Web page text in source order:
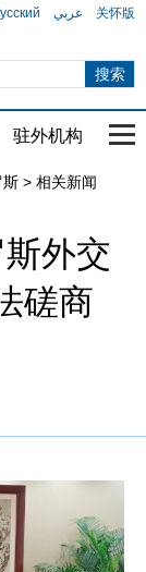
عربي 关怀版
驻外机构 国
斯 > 相关新闻
外交
磋商